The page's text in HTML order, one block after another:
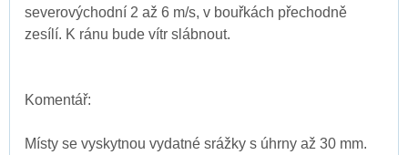
severovýchodní 2 až 6 m/s, v bouřkách přechodně
zesílí. K ránu bude vítr slábnout.
Komentář:
Místy se vyskytnou vydatné srážky s úhrny až 30 mm.